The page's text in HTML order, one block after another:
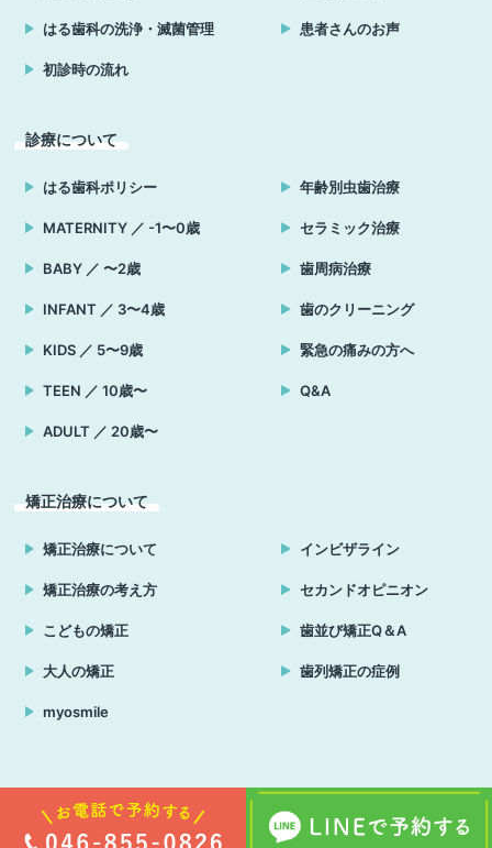
はる歯科の洗浄・滅菌管理
初診時の流れ
患者さんのお声
診療について
はる歯科ポリシー
MATERNITY ／ -1〜0歳
BABY ／ 〜2歳
INFANT ／ 3〜4歳
KIDS ／ 5〜9歳
TEEN ／ 10歳〜
ADULT ／ 20歳〜
年齢別虫歯治療
セラミック治療
歯周病治療
歯のクリーニング
緊急の痛みの方へ
Q&A
矯正治療について
矯正治療について
矯正治療の考え方
こどもの矯正
大人の矯正
myosmile
インビザライン
セカンドオピニオン
歯並び矯正Q＆A
歯列矯正の症例
Copyright © はる小児歯科・矯正歯科クリニック 横須賀 all rights reserved.